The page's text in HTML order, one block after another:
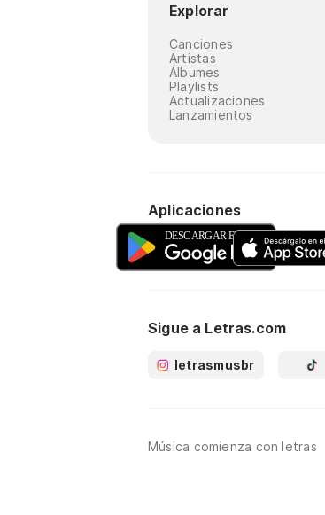
Explorar
Canciones
Artistas
Álbumes
Playlists
Actualizaciones
Lanzamientos
Aplicaciones
Sigue a Letras.com
letrasmusbr
Música comienza con letras